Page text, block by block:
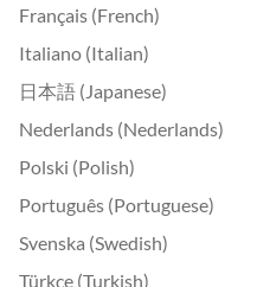
Français (French)
Italiano (Italian)
日本語 (Japanese)
Nederlands (Nederlands)
Polski (Polish)
Português (Portuguese)
Svenska (Swedish)
Türkçe (Turkish)